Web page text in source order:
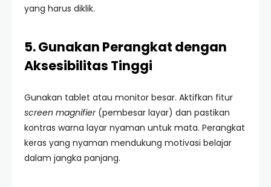
yang harus diklik.
5. Gunakan Perangkat dengan
Aksesibilitas Tinggi
Gunakan tablet atau monitor besar. Aktifkan fitur
screen magnifier(pembesar layar) dan pastikan
kontras warna layar nyaman untuk mata. Perangkat
keras yang nyaman mendukung motivasi belajar
dalam jangka panjang.